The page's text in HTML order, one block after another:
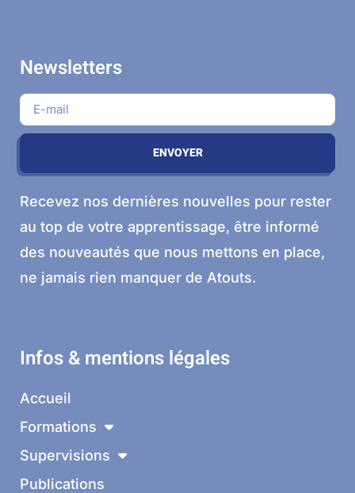
Newsletters
ENVOYER
Recevez nos dernières nouvelles pour rester
au top de votre apprentissage, être informé
des nouveautés que nous mettons en place,
ne jamais rien manquer de Atouts.
Infos & mentions légales
Accueil
Formations
Supervisions
Publications